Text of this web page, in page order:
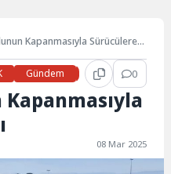
Kapanmasıyla Sürücülere
Gündem Haberler 0
08 Mar 2025